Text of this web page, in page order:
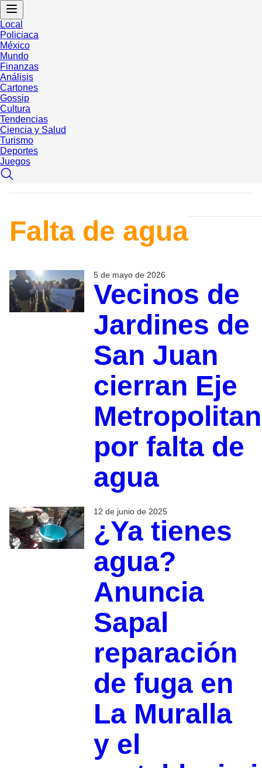
Local
Policiaca
México
Mundo
Finanzas
Análisis
Cartones
Gossip
Cultura
Tendencias
Ciencia y Salud
Turismo
Deportes
Juegos
Falta de agua
5 de mayo de 2026
Vecinos de
Jardines de
San Juan
cierran Eje
por falta de
agua
12 de junio de 2025
¿Ya tienes
agua?
Anuncia
Sapal
reparación
de fuga en
La Muralla
y el